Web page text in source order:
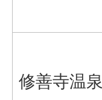
修善寺温泉